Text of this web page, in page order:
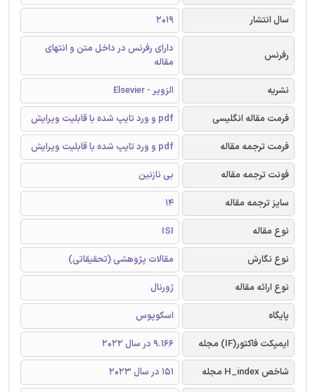
سال انتشار
2019
رفرنس
دارای رفرنس در داخل متن و انتهای
مقاله
نشریه
الزویر - Elsevier
فرمت مقاله انگلیسی
pdf و ورد تایپ شده با قابلیت ویرایش
فرمت ترجمه مقاله
pdf و ورد تایپ شده با قابلیت ویرایش
فونت ترجمه مقاله
بی نازنین
سایز ترجمه مقاله
14
نوع مقاله
ISI
نوع نگارش
مقالات پژوهشی (تحقیقاتی)
نوع ارائه مقاله
ژورنال
پایگاه
اسکوپوس
ایمپکت فاکتور(IF) مجله
9.166 در سال 2022
شاخص H_index مجله
151 در سال 2023